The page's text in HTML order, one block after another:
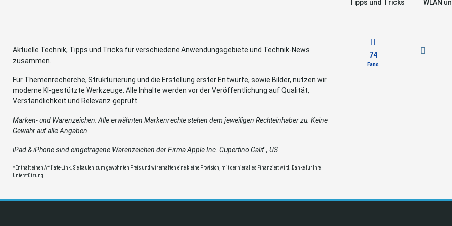
Aktuelle Technik, Tipps und Tricks für verschiedene Anwendungsgebiete und Technik-News
zusammen.
Für Themenrecherche, Strukturierung und die Erstellung erster Entwürfe, sowie Bilder, nutzen wir
moderne KI-gestützte Werkzeuge. Alle Inhalte werden vor der Veröffentlichung auf Qualität,
Verständlichkeit und Relevanz geprüft.
Marken- und Warenzeichen: Alle erwähnten Markenrechte stehen dem jeweiligen Rechteinhaber zu. Keine
Gewähr auf alle Angaben.
iPad & iPhone sind eingetragene Warenzeichen der Firma Apple Inc. Cupertino Calif., US
*Enthält einen Affiliate-Link. Sie kaufen zum gewohnten Preis und wir erhalten eine kleine Provision, mit der hier alles Finanziert wird. Danke für Ihre
Unterstützung.
Tipps und Tricks
WLAN
74
Fans